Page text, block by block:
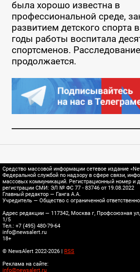
была хорошо известна в
профессиональной среде,
развитием детского спорта
годы работы воспитала
спортсменов. Расследование
продолжается.
Средство массовой информации сетевое издание
Федеральной службой по надзору в сфере связи,
массовых коммуникаций. Регистрационный номер и
регистрации СМИ: ЭЛ № ФС 77 - 83746 от 19.08.2022
Главный редактор — Ганга А.А.
Учредитель — Общество с ограниченной
Адрес редакции — 117342, Москва г, Профсоюзная
1/5
Тел.: +7 (495) 480-79-64
info@newsalert.ru
18+
© NewsAlert 2022-2026 |
RSS
Реклама на сайте:
info@newsalert.ru